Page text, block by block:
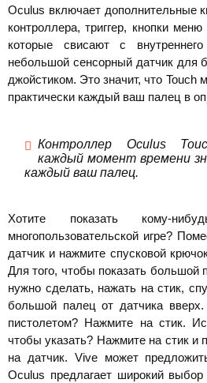
Oculus включает дополнительные
контроллера, триггер, кнопки
которые свисают с
небольшой сенсорный датчик для
джойстиком. Это значит, что Touch
практически каждый ваш палец в
Контроллер Oculus
каждый момент времени
каждый ваш палец.
Хотите показать кому-
многопользовательской игре?
датчик и нажмите спусковой
Для того, чтобы показать большой
нужно сделать, нажать на стик,
большой палец от датчика
пистолетом? Нажмите на стик.
чтобы указать? Нажмите на стик и
на датчик. Vive может
Oculus предлагает широкий